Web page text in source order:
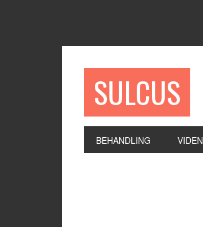
SULCUS
BEHANDLING VIDEN